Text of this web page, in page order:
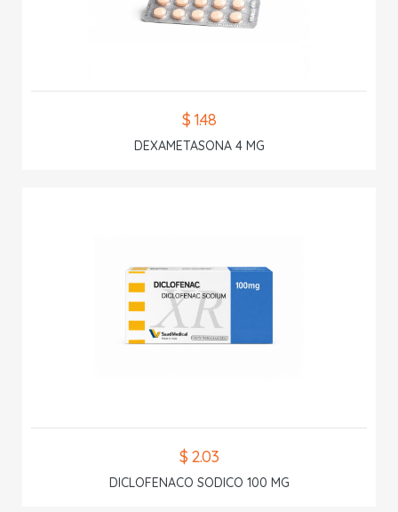
$ 1.48
DEXAMETASONA 4 MG
$ 2.03
DICLOFENACO SODICO 100 MG